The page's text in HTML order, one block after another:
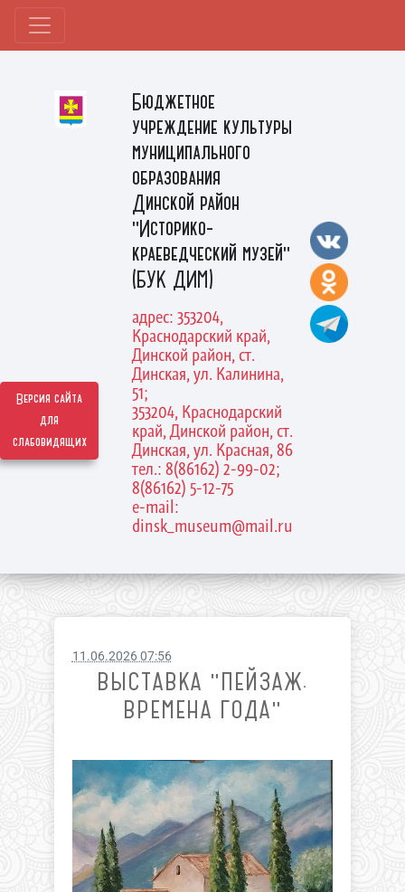
Версия сайта
для
слабовидящих
Бюджетное
учреждение культуры
муниципального
образования
Динской район
"Историко-
краеведческий музей"
(БУК ДИМ)
адрес: 353204,
Краснодарский край,
Динской район, ст.
Динская, ул. Калинина,
51;
353204, Краснодарский
край, Динской район, ст.
Динская, ул. Красная, 86
тел.: 8(86162) 2-99-02;
8(86162) 5-12-75
e-mail:
dinsk_museum@mail.ru
11.06.2026 07:56
ВЫСТАВКА "ПЕЙЗАЖ.
ВРЕМЕНА ГОДА"